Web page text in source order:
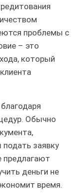
проблемы с
– это
который
Обычно
заявку
предлагают
деньги не
время.